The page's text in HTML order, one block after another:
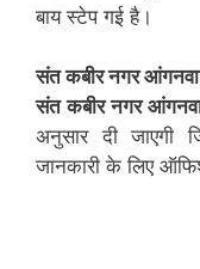
बाय स्टेप गई है।
संत कबीर नगर
संत कबीर नगर
अनुसार दी
जानकारी के लिए